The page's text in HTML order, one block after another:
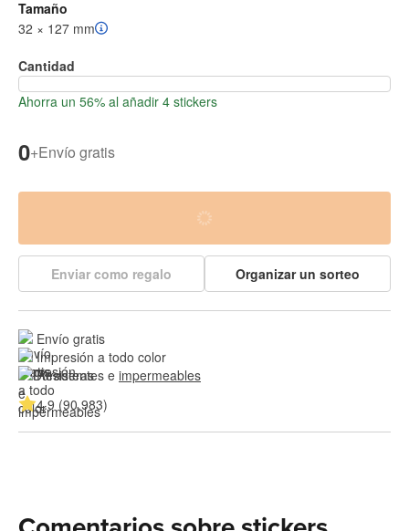
Tamaño
32 × 127 mm
Cantidad
Ahorra un 56% al añadir 4 stickers
0+Envío gratis
Enviar como regalo Organizar un sorteo
Envío gratis
Impresión a todo color
Resistentes e impermeables
4.9 (90,983)